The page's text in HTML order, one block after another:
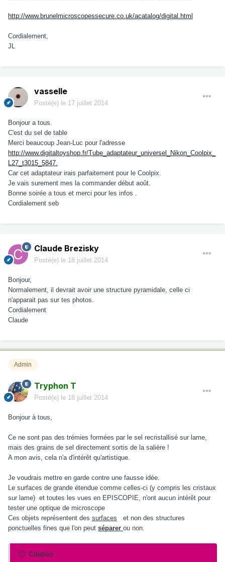
http://www.brunelmicroscopessecure.co.uk/acatalog/digital.html
Cordialement,
JL
vasselle
Posté(e) le 17 juillet 2014
Bonjour a tous.
C'est du sel de table
Merci beaucoup Jean-Luc pour l'adresse
http://www.digitaltoyshop.fr/Tube_adaptateur_universel_Nikon_Coolpix_
L27_t3015_5847.
Car cet adaptateur irais parfaitement pour le Coolpix.
Je vais surement mes la commander début août.
Bonne soirée a tous et merci pour les infos .
Cordialement seb
Claude Brezisky
Posté(e) le 18 juillet 2014
Bonjour,
Normalement, il devrait avoir une structure pyramidale, celle ci
n'apparait pas sur tes photos.
Cordialement
Claude
Admin
Tryphon T
Posté(e) le 18 juillet 2014
Bonjour à tous,
Ce ne sont pas des trémies formées par le sel recristallisé sur lame,
mais des grains de sel directement sortis de la salière !
A mon avis, cela n'a d'intérêt qu'artistique.
Je voudrais mettre en garde contre une fausse idée.
Le surfaces de grande étendue comme celles-ci (y compris les cristaux
sur lame) et toutes les vues en EPISCOPIE, n'ont aucun intérêt pour
tester une optique de microscope
Ces objets représentent des surfaces et non des structures
ponctuelles fines que l'on peut séparer ou non.
Citation